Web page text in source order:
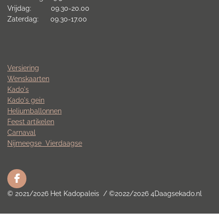
Vrijdag: 09.30-20.00
Zaterdag: 09.30-17.00
Versiering
Wenskaarten
Kado's
Kado's gein
Heliumballonnen
Feest artikelen
Carnaval
Nijmeegse Vierdaagse
F
a
© 2021/2026 Het Kadopaleis / ©2022/2026 4Daagsekado.nl